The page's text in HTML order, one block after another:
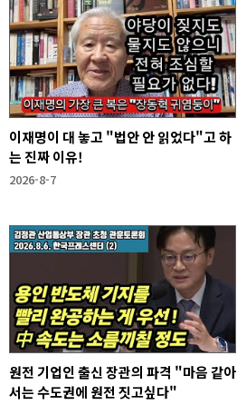
이재명이 대 놓고 "법안 안 읽었다"고 하
는 진짜 이유!
2026-8-7
원전 기업인 출신 장관의 파격 "마음 같아
서는 수도권에 원전 짓고싶다"